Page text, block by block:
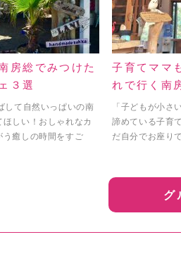
房総でみつけた
３選
して自然いっぱいの南
しい！おしゃれなカ
う癒しの時間をすご
子育てママ
れで行く南
「子どもが小
諦めている子育
だ自分でお座り
グ